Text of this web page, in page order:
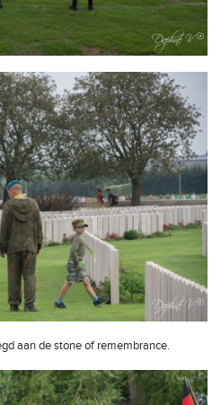
aan de stone of remembrance.